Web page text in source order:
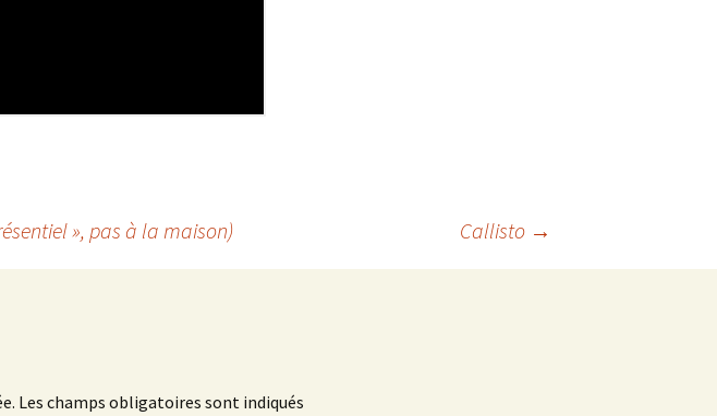
», pas à la maison) Callisto →
Les champs obligatoires sont indiqués